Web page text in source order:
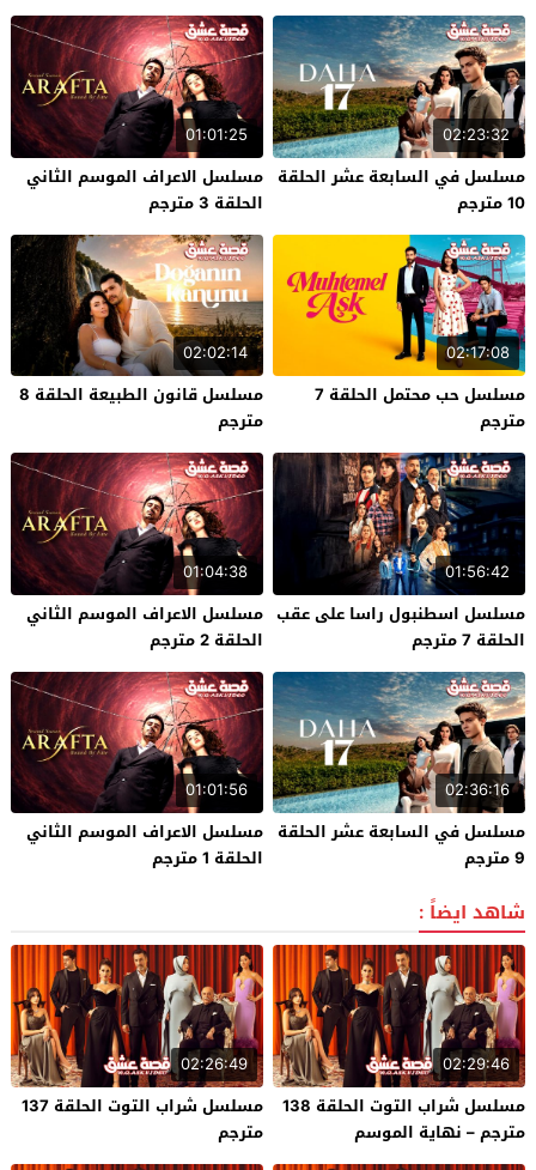
02:23:32
مسلسل في السابعة عشر الحلقة
10 مترجم
01:01:25
مسلسل الاعراف الموسم الثاني
الحلقة 3 مترجم
02:17:08
مسلسل حب محتمل الحلقة 7
مترجم
02:02:14
مسلسل قانون الطبيعة الحلقة 8
مترجم
01:56:42
مسلسل اسطنبول راسا على عقب
الحلقة 7 مترجم
01:04:38
مسلسل الاعراف الموسم الثاني
الحلقة 2 مترجم
02:36:16
مسلسل في السابعة عشر الحلقة
9 مترجم
01:01:56
مسلسل الاعراف الموسم الثاني
الحلقة 1 مترجم
شاهد ايضاً :
02:29:46
مسلسل شراب التوت الحلقة 138
مترجم – نهاية الموسم
02:26:49
مسلسل شراب التوت الحلقة 137
مترجم